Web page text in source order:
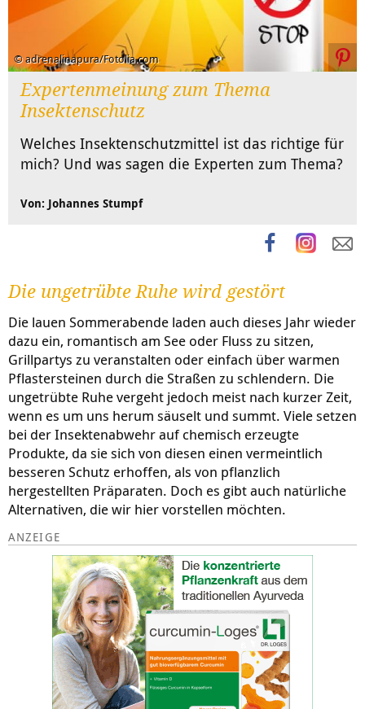
© adrenalinapura/Fotolia.com
Expertenmeinung zum Thema
Insektenschutz
Welches Insektenschutzmittel ist das richtige für
mich? Und was sagen die Experten zum Thema?
Von: Johannes Stumpf
Die ungetrübte Ruhe wird gestört
Die lauen Sommerabende laden auch dieses Jahr wieder
dazu ein, romantisch am See oder Fluss zu sitzen,
Grillpartys zu veranstalten oder einfach über warmen
Pflastersteinen durch die Straßen zu schlendern. Die
ungetrübte Ruhe vergeht jedoch meist nach kurzer Zeit,
wenn es um uns herum säuselt und summt. Viele setzen
bei der Insektenabwehr auf chemisch erzeugte
Produkte, da sie sich von diesen einen vermeintlich
besseren Schutz erhoffen, als von pflanzlich
hergestellten Präparaten. Doch es gibt auch natürliche
Alternativen, die wir hier vorstellen möchten.